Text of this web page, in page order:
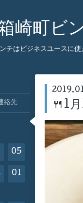
崎町ビ
チはビジネスユースに
🍴1
絡先
05
01